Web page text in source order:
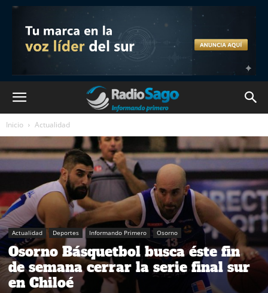
Inicio Actualidad
Actualidad Deportes Informando Primero Osorno
Osorno Básquetbol busca éste fin
de semana cerrar la serie final sur
en Chiloé